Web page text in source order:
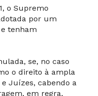
o Supremo
por um
tenham
se, no caso
o direito à ampla
Juízes, cabendo a
em regra,